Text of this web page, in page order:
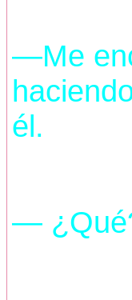
—Me
él.
—